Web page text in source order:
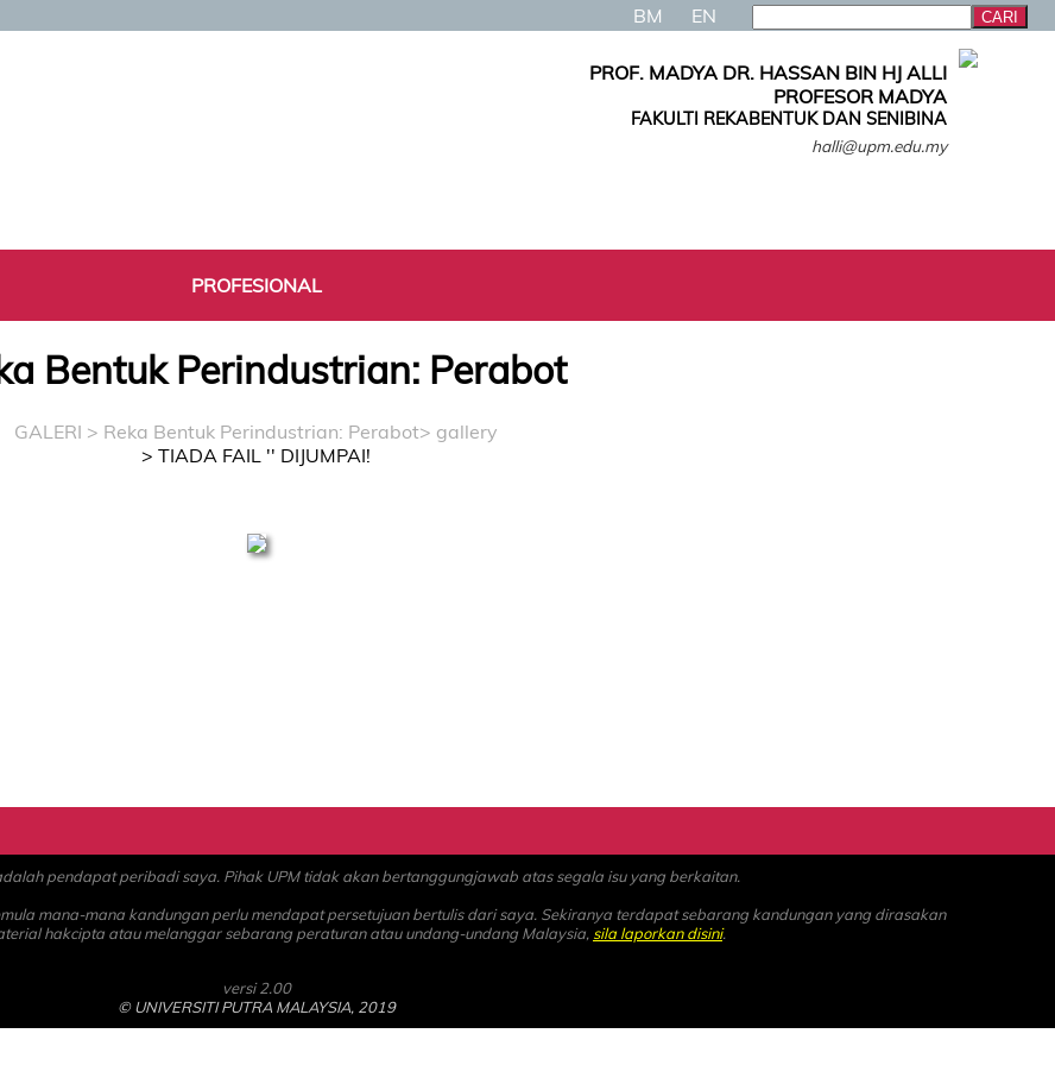
BM EN
PROF. MADYA DR. HASSAN BIN HJ ALLI
PROFESOR MADYA
FAKULTI REKABENTUK DAN SENIBINA
halli@upm.edu.my
PROFESIONAL
Bentuk Perindustrian: Perabot
GALERI > Reka Bentuk Perindustrian: Perabot> gallery
> TIADA FAIL '' DIJUMPAI!
pendapat peribadi saya. Pihak UPM tidak akan bertanggungjawab atas segala isu yang berkaitan.
mana-mana kandungan perlu mendapat persetujuan bertulis dari saya. Sekiranya terdapat sebarang kandungan yang dirasakan
hakcipta atau melanggar sebarang peraturan atau undang-undang Malaysia, sila laporkan disini.
versi 2.00
© UNIVERSITI PUTRA MALAYSIA, 2019